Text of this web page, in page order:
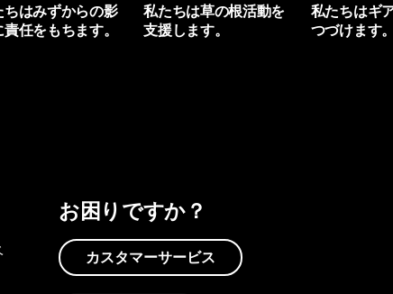
ちはみずからの影
任をもちます。
私たちは草の根活動を
支援します。
私たちはギ
つづけます。
お困りですか？
カスタマーサービス